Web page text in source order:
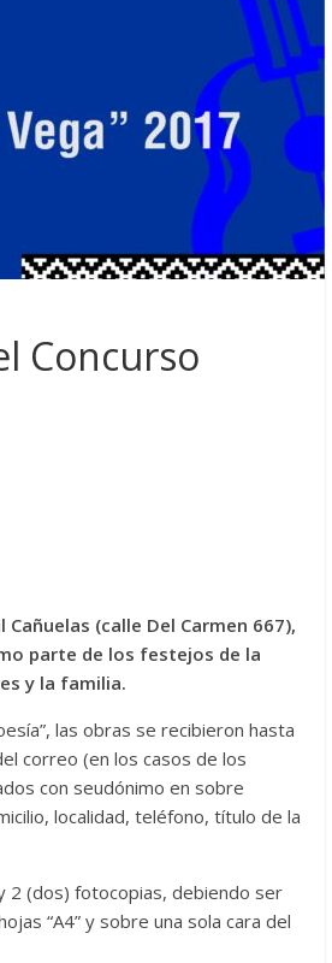
Concurso
(calle Del Carmen 667),
parte de los festejos de la
y la familia.
las obras se recibieron hasta
correo (en los casos de los
con seudónimo en sobre
localidad, teléfono, título de la
2 (dos) fotocopias, debiendo ser
“A4” y sobre una sola cara del